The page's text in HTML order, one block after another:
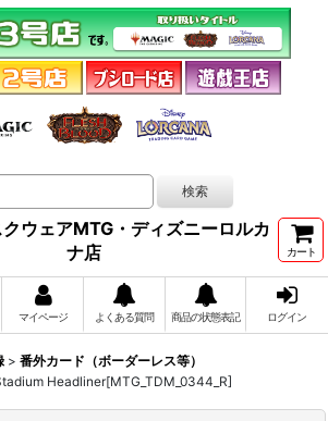
ウェアMTG・ディズニーロルカ
ナ店
カート
マイページ よくある質問 商品の状態表記 ログイン
> 番外カード（ボーダーレス等）
Headliner[MTG_TDM_0344_R]